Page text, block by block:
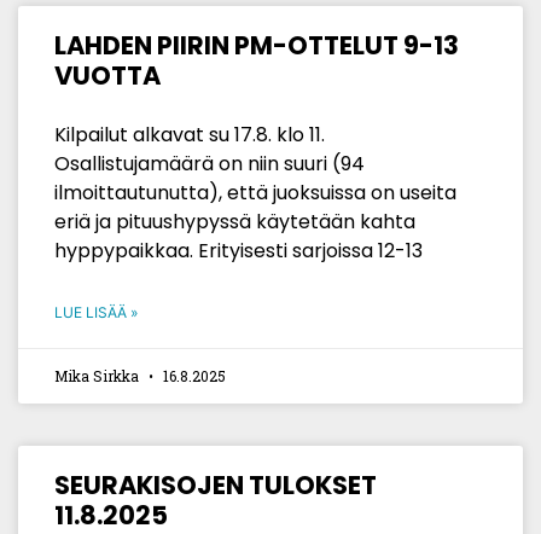
LAHDEN PIIRIN PM-OTTELUT 9-13
VUOTTA
Kilpailut alkavat su 17.8. klo 11.
Osallistujamäärä on niin suuri (94
ilmoittautunutta), että juoksuissa on useita
eriä ja pituushypyssä käytetään kahta
hyppypaikkaa. Erityisesti sarjoissa 12-13
LUE LISÄÄ »
Mika Sirkka 16.8.2025
SEURAKISOJEN TULOKSET
11.8.2025